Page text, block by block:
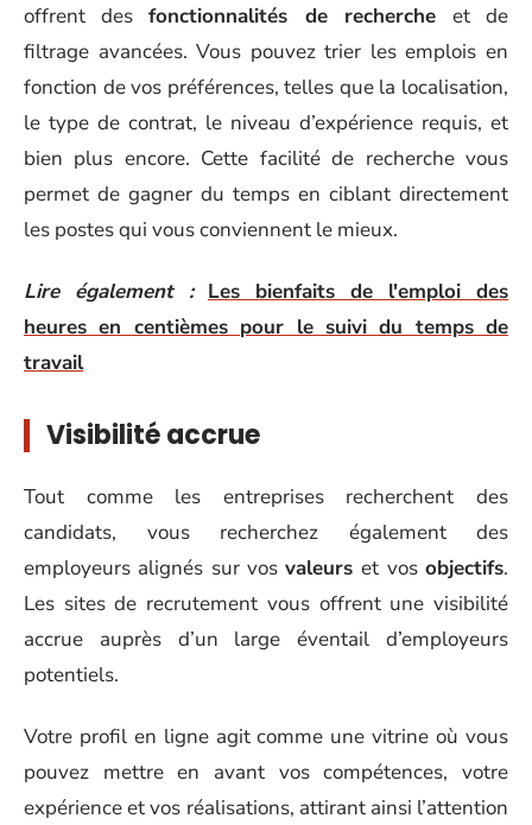
offrent desfonctionnalités de recherche et de
filtrage avancées. Vous pouvez trier les emplois en
fonction de vos préférences, telles que la localisation,
le type de contrat, le niveau d’expérience requis, et
bien plus encore. Cette facilité de recherche vous
permet de gagner du temps en ciblant directement
les postes qui vous conviennent le mieux.
Lire également : Les bienfaits de l'emploi des
heures en centièmes pour le suivi du temps de
travail
Visibilité accrue
Tout comme les entreprises recherchent des
candidats, vous recherchez également des
employeurs alignés sur vosvaleurset vosobjectifs.
Les sites de recrutement vous offrent une visibilité
accrue auprès d’un large éventail d’employeurs
potentiels.
Votre profil en ligne agit comme une vitrine où vous
pouvez mettre en avant vos compétences, votre
expérience et vos réalisations, attirant ainsi l’attention